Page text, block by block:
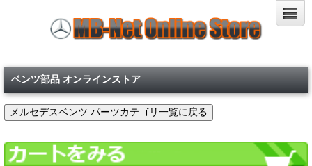
ベンツ部品 オンラインストア